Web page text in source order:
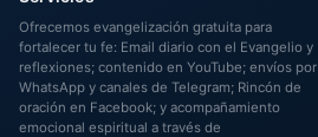
Ofrecemos evangelización gratuita para
fortalecer tu fe: Email diario con el Evangelio y
reflexiones; contenido en YouTube; envíos por
WhatsApp y canales de Telegram; Rincón de
oración en Facebook; y acompañamiento
emocional espiritual a través de